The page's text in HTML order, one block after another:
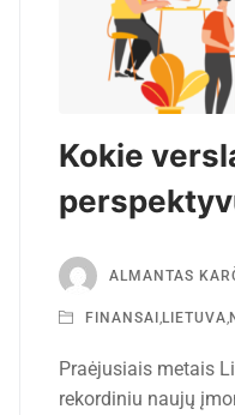
Kokie
ALMANTAS
FINANSAI LIETUVA
Praėjusiais metais
rekordiniu naujų